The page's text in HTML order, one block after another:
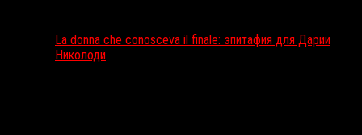
La donna che conosceva il finale: эпитафия для Дарии
Николоди